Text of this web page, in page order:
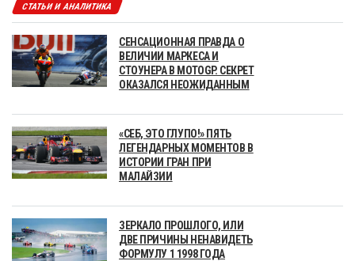
СТАТЬИ И АНАЛИТИКА
СЕНСАЦИОННАЯ ПРАВДА О
ВЕЛИЧИИ МАРКЕСА И
СТОУНЕРА В MOTOGP. СЕКРЕТ
ОКАЗАЛСЯ НЕОЖИДАННЫМ
«СЕБ, ЭТО ГЛУПО!» ПЯТЬ
ЛЕГЕНДАРНЫХ МОМЕНТОВ В
ИСТОРИИ ГРАН ПРИ
МАЛАЙЗИИ
ЗЕРКАЛО ПРОШЛОГО, ИЛИ
ДВЕ ПРИЧИНЫ НЕНАВИДЕТЬ
ФОРМУЛУ 1 1998 ГОДА